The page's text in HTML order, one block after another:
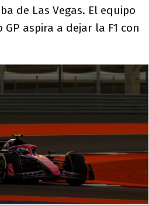
de Las Vegas. El equipo
aspira a dejar la F1 con